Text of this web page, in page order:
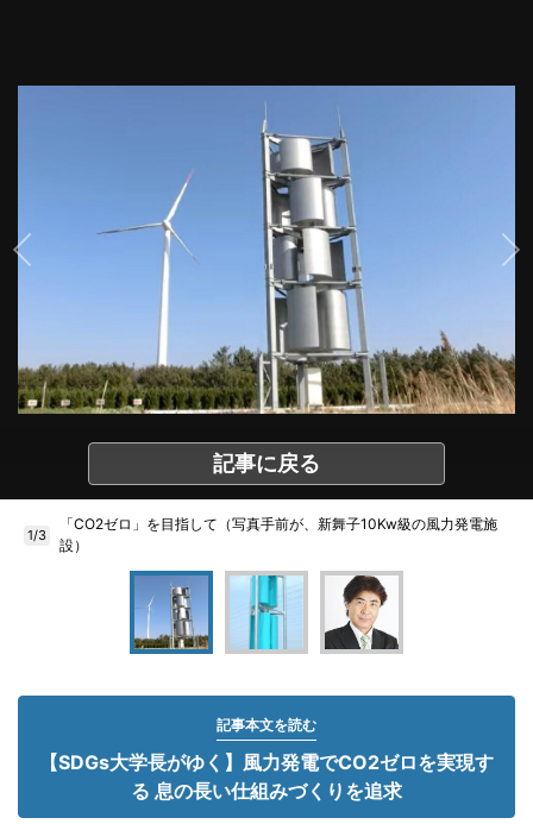
記事に戻る
1/3
「CO2ゼロ」を目指して（写真手前が、新舞子10Kw級の風力発電施
設）
記事本文を読む
【SDGs大学長がゆく】風力発電でCO2ゼロを実現す
る 息の長い仕組みづくりを追求